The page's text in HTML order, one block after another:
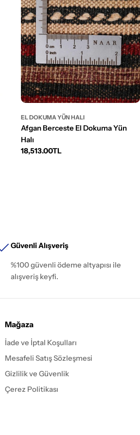
EL DOKUMA YÜN HALI
Afgan Berceste El Dokuma Yün
Halı
Normal
18,513.00TL
Güvenli Alışveriş
%100 güvenli ödeme altyapısı ile
alışveriş keyfi.
Mağaza
İade ve İptal Koşulları
Mesafeli Satış Sözleşmesi
Gizlilik ve Güvenlik
Çerez Politikası